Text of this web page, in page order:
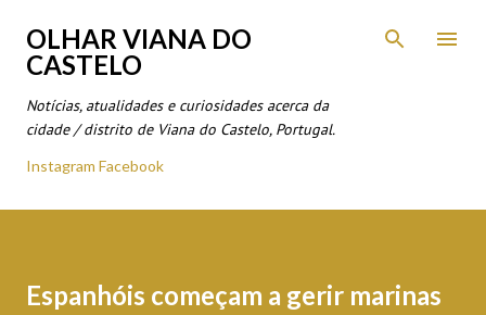
Avançar para o conteúdo principal
OLHAR VIANA DO
CASTELO
Notícias, atualidades e curiosidades acerca da
cidade / distrito de Viana do Castelo, Portugal.
Instagram Facebook
Espanhóis começam a gerir marinas